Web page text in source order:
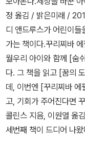
가지 에피소드를 담았답
랑 때문에 비극적이지
론, 당사자가 안된다는
족한 느낌이예요. 하지
심을 갖게 한 책이예요.
화끈.. -.-;; 요즘은 판타
처스'와 '추락천사'는 4
크리처스'는 계속 읽을
같아요. 일반문학 (16
이 느껴지는것을 부끄
정 옮김 / 밝은미래 /
디 앤드루스가 어린이들
가는 책이다.꾸리찌바
월우리 아이와 함께 [숨
다. 그 책을 읽고 [꿈의
데, 이번엔 [꾸리찌바 에
고, 기회가 주어진다면
콜린스 지음, 이원열 옮
세번째 책이 드디어 나